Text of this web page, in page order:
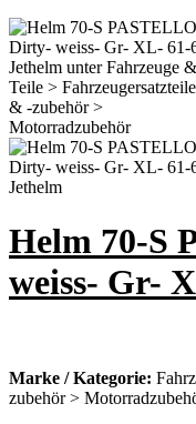
Helm 70-S
weiss- Gr-
Marke / Kategorie:
zubehör >